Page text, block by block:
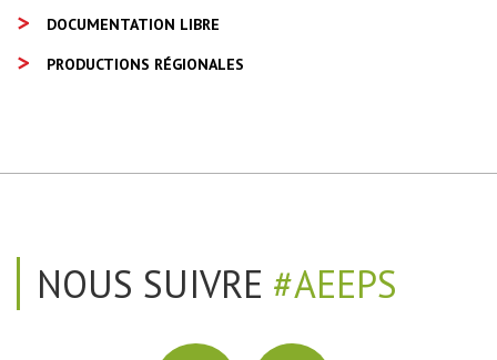
DOCUMENTATION LIBRE
PRODUCTIONS RÉGIONALES
NOUS SUIVRE #AEEPS